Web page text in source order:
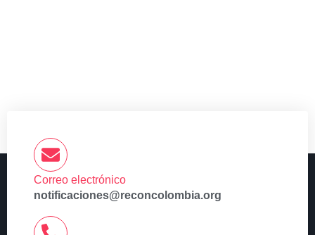
Correo electrónico
notificaciones@reconcolombia.org